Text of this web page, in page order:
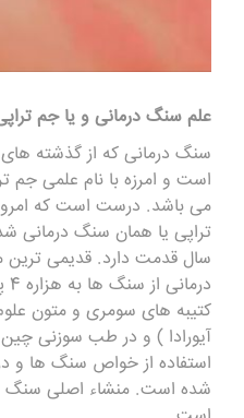
علم سنگ درمانی و یا جم
سنگ درمانی که از گذشته های
است و امرزه با نام علمی
می باشد. درست است که
تراپی یا همان سنگ درمانی
سال قدمت دارد. قدیمی ترین
کتیبه های سومری و متون
آیورادا ) و در طب سوزنی
استفاده از خواص سنگ ها و
شده است. منشاء اصلی سنگ